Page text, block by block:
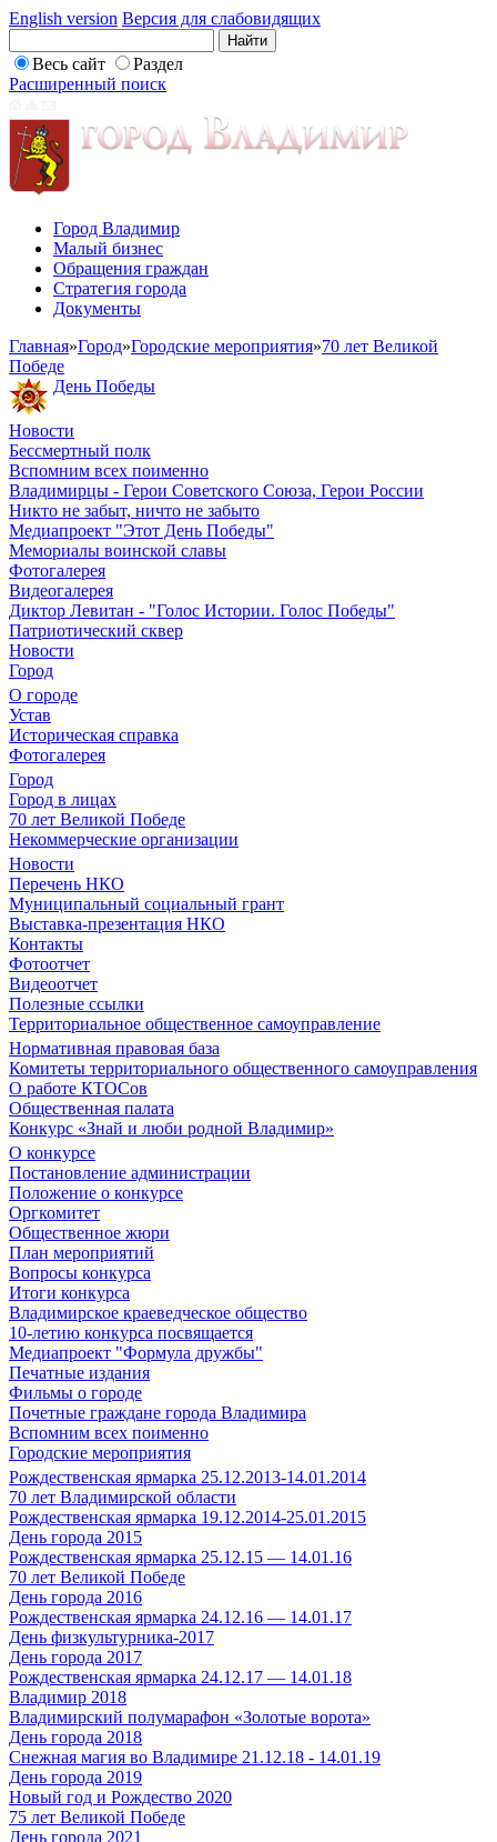
English version Версия для слабовидящих
Весь сайт
Раздел
Расширенный поиск
Город Владимир
Малый бизнес
Обращения граждан
Стратегия города
Документы
Главная»Город»Городские мероприятия»70 лет Великой
Победе
День Победы
Новости
Бессмертный полк
Вспомним всех поименно
Владимирцы - Герои Советского Союза, Герои России
Никто не забыт, ничто не забыто
Медиапроект "Этот День Победы"
Мемориалы воинской славы
Фотогалерея
Видеогалерея
Диктор Левитан - "Голос Истории. Голос Победы"
Патриотический сквер
Новости
Город
О городе
Устав
Историческая справка
Фотогалерея
Город
Город в лицах
70 лет Великой Победе
Некоммерческие организации
Новости
Перечень НКО
Муниципальный социальный грант
Выставка-презентация НКО
Контакты
Фотоотчет
Видеоотчет
Полезные ссылки
Территориальное общественное самоуправление
Нормативная правовая база
Комитеты территориального общественного самоуправления
О работе КТОСов
Общественная палата
Конкурс «Знай и люби родной Владимир»
О конкурсе
Постановление администрации
Положение о конкурсе
Оргкомитет
Общественное жюри
План мероприятий
Вопросы конкурса
Итоги конкурса
Владимирское краеведческое общество
10-летию конкурса посвящается
Медиапроект "Формула дружбы"
Печатные издания
Фильмы о городе
Почетные граждане города Владимира
Вспомним всех поименно
Городские мероприятия
Рождественская ярмарка 25.12.2013-14.01.2014
70 лет Владимирской области
Рождественская ярмарка 19.12.2014-25.01.2015
День города 2015
Рождественская ярмарка 25.12.15 — 14.01.16
70 лет Великой Победе
День города 2016
Рождественская ярмарка 24.12.16 — 14.01.17
День физкультурника-2017
День города 2017
Рождественская ярмарка 24.12.17 — 14.01.18
Владимир 2018
Владимирский полумарафон «Золотые ворота»
День города 2018
Снежная магия во Владимире 21.12.18 - 14.01.19
День города 2019
Новый год и Рождество 2020
75 лет Великой Победе
День города 2021